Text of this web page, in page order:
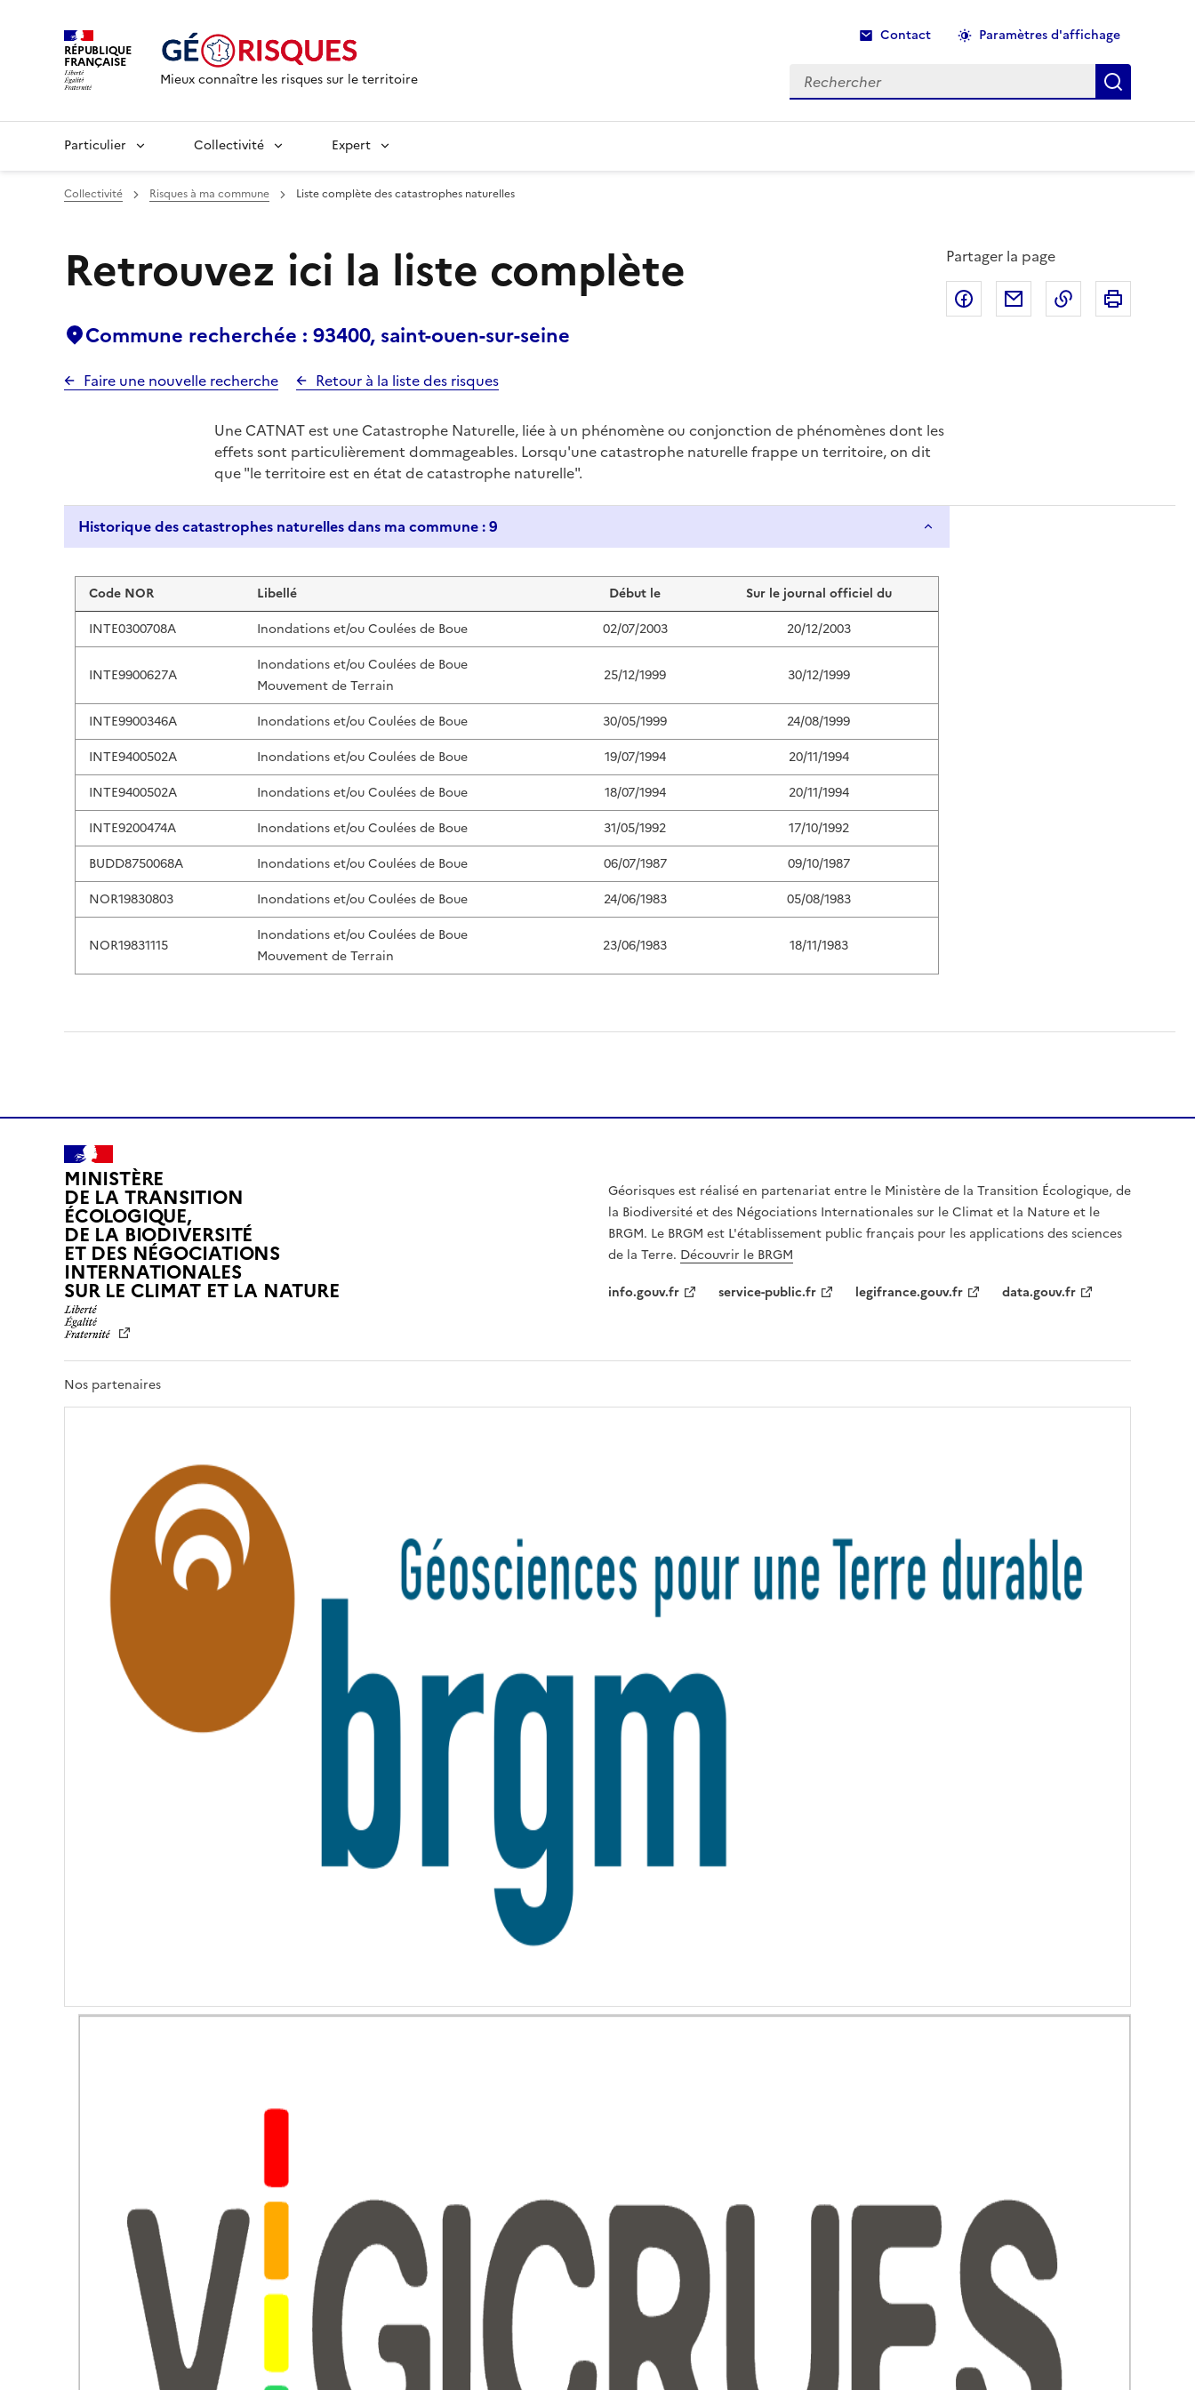
RÉPUBLIQUE
FRANÇAISE
Mieux connaître les risques sur le territoire
Contact Paramètres d'affichage
Rechercher Recherche
Particulier Collectivité Expert
Collectivité Risques à ma commune Liste complète des catastrophes naturelles
Retrouvez ici la liste complète
Commune recherchée : 93400, saint-ouen-sur-seine
Faire une nouvelle recherche Retour à la liste des risques
Partager la page
Partager sur Facebook
Partager par email
Copier dans le
Une CATNAT est une Catastrophe Naturelle, liée à un phénomène ou conjonction de phénomènes dont les
effets sont particulièrement dommageables. Lorsqu'une catastrophe naturelle frappe un territoire, on dit
que "le territoire est en état de catastrophe naturelle".
Historique des catastrophes naturelles dans ma commune : 9
Liste de résultats
Code NOR Libellé Début le
Sur le journal officiel du
INTE0300708A
Inondations et/ou Coulées de Boue 02/07/2003 20/12/2003
INTE9900627A
Inondations et/ou Coulées de Boue
Mouvement de Terrain
25/12/1999 30/12/1999
INTE9900346A Inondations et/ou Coulées de Boue 30/05/1999
24/08/1999
INTE9400502A
Inondations et/ou Coulées de Boue 19/07/1994
20/11/1994
INTE9400502A
Inondations et/ou Coulées de Boue 18/07/1994
20/11/1994
INTE9200474A
Inondations et/ou Coulées de Boue 31/05/1992
17/10/1992
BUDD8750068A
Inondations et/ou Coulées de Boue 06/07/1987
09/10/1987
NOR19830803
Inondations et/ou Coulées de Boue 24/06/1983 05/08/1983
NOR19831115
Inondations et/ou Coulées de Boue
Mouvement de Terrain
23/06/1983 18/11/1983
MINISTÈRE
DE LA TRANSITION
ÉCOLOGIQUE,
DE LA BIODIVERSITÉ
ET DES NÉGOCIATIONS
INTERNATIONALES
SUR LE CLIMAT ET LA NATUREL
R
É
R
R
N
T
Géorisques est réalisé en partenariat entre le Ministère de la Transition Écologique, de
la Biodiversité et des Négociations Internationales sur le Climat et la Nature et le
BRGM. Le BRGM est L'établissement public français pour les applications des sciences
de la Terre. Découvrir le BRGM
info.gouv.fr
service-public.fr legifrance.gouv.fr data.gouv.fr
Nos partenaires